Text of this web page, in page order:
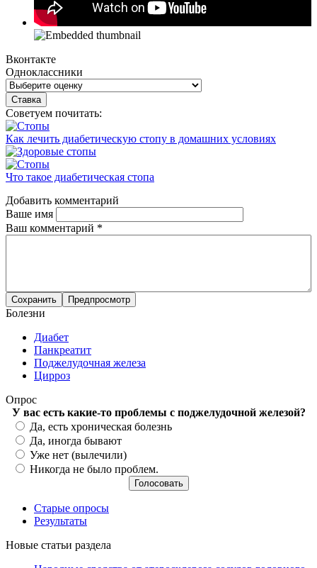
Вконтакте
Одноклассники
Советуем почитать:
Как лечить диабетическую стопу в домашних условиях
Что такое диабетическая стопа
Добавить комментарий
Ваше имя
Ваш комментарий *
Болезни
Диабет
Панкреатит
Поджелудочная железа
Цирроз
Опрос
У вас есть какие-то проблемы с поджелудочной железой?
Варианты
Да, есть хроническая болезнь
Да, иногда бывают
Уже нет (вылечили)
Никогда не было проблем.
Старые опросы
Результаты
Новые статьи раздела